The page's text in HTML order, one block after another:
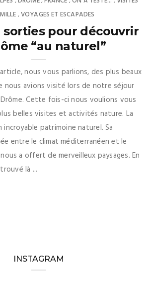
,VOYAGES ET ESCAPADES
sorties pour découvrir
“au naturel”
nous vous parlions, des plus beaux
nous avions visité lors de notre séjour
Cette fois-ci nous voulions vous
belles visites et activités nature. La
patrimoine naturel. Sa
entre le climat méditerranéen et le
a offert de merveilleux paysages. En
là ...
INSTAGRAM